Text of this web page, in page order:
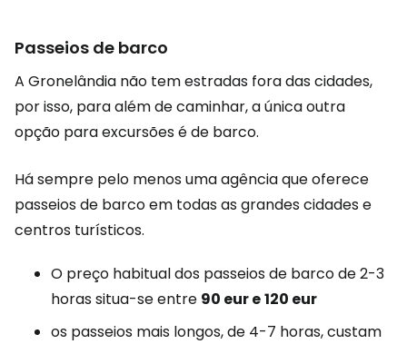
Passeios de barco
A Gronelândia não tem estradas fora das cidades,
por isso, para além de caminhar, a única outra
opção para excursões é de barco.
Há sempre pelo menos uma agência que oferece
passeios de barco em todas as grandes cidades e
centros turísticos.
O preço habitual dos passeios de barco de 2-3
horas situa-se entre 90 eur e120 eur
os passeios mais longos, de 4-7 horas, custam